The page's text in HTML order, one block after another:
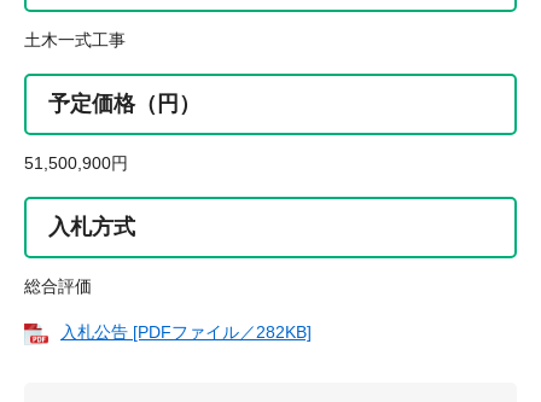
土木一式工事
予定価格（円）
51,500,900円
入札方式
総合評価
入札公告 [PDFファイル／282KB]